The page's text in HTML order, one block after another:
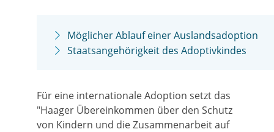
Möglicher Ablauf einer Auslandsadoption
Staatsangehörigkeit des Adoptivkindes
Für eine internationale Adoption setzt das
"Haager Übereinkommen über den Schutz
von Kindern und die Zusammenarbeit auf